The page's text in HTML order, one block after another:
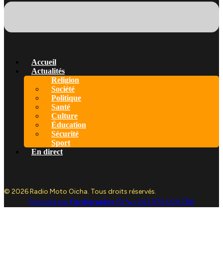
Accueil
Actualités
Religion
Société
Politique
Santé
Culture
Éducation
Sécurité
Sport
En direct
© 2026 Radio Moto Oicha. Tous droits réservés.
Propulsé par Ferdigraphix FD 📞+243 975 509 786